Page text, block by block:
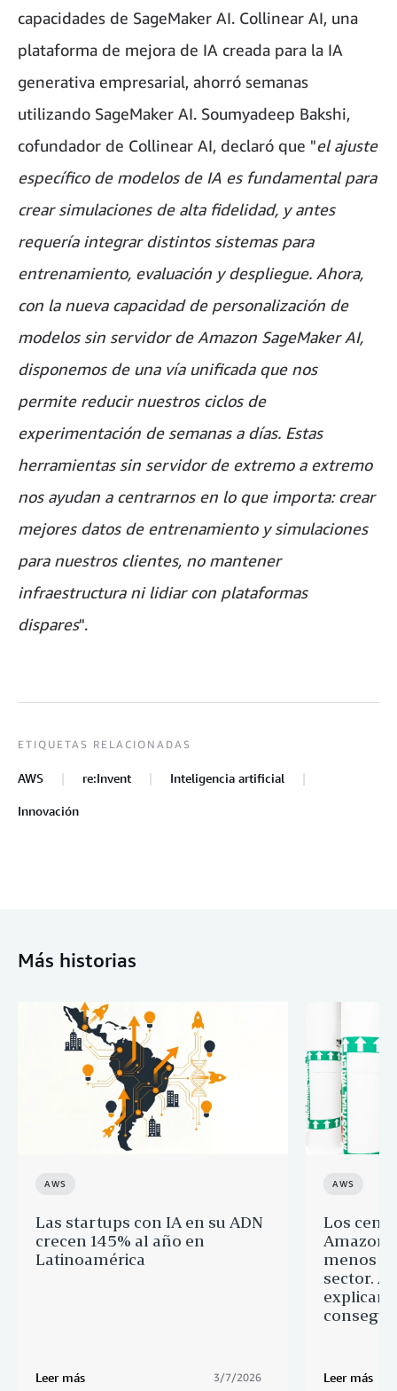
capacidades de SageMaker AI. Collinear AI, una
plataforma de mejora de IA creada para la IA
generativa empresarial, ahorró semanas
utilizando SageMaker AI. Soumyadeep Bakshi,
cofundador de Collinear AI, declaró que "el ajuste
específico de modelos de IA es fundamental para
crear simulaciones de alta fidelidad, y antes
requería integrar distintos sistemas para
entrenamiento, evaluación y despliegue. Ahora,
con la nueva capacidad de personalización de
modelos sin servidor de Amazon SageMaker AI,
disponemos de una vía unificada que nos
permite reducir nuestros ciclos de
experimentación de semanas a días. Estas
herramientas sin servidor de extremo a extremo
nos ayudan a centrarnos en lo que importa: crear
mejores datos de entrenamiento y simulaciones
para nuestros clientes, no mantener
infraestructura ni lidiar con plataformas
dispares".
ETIQUETAS RELACIONADAS
AWS re:Invent Inteligencia artificial
Innovación
Más historias
AWS
Las startups con IA en su ADN
crecen 145% al año en
Latinoamérica
Leer más 3/7/2026
AWS
Los
Amazon
menos
sector. A
Leer más